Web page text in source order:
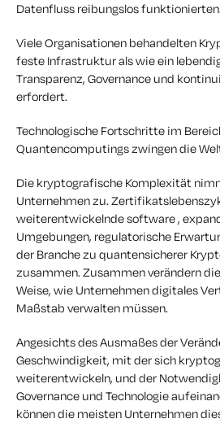
Datenfluss reibungslos
Viele Organisationen behandelten
feste Infrastruktur als wie ein
Transparenz, Governance und
erfordert.
Technologische Fortschritte im
Quantencomputings zwingen die
Die kryptografische Komplexität
Unternehmen zu.
weiterentwickelnde software ,
Umgebungen, regulatorische
der Branche zu quantensicherer
zusammen. Zusammen verändern
Weise, wie Unternehmen digitales
Maßstab verwalten müssen.
Angesichts des Ausmaßes der
Geschwindigkeit, mit der sich
weiterentwickeln, und der
Governance und Technologie
können die meisten Unternehmen